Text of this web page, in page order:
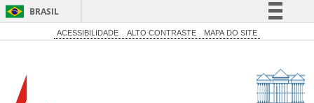
BRASIL
Simplifique!
Acesso à informação
ACESSIBILIDADE ALTO CONTRASTE MAPA DO SITE